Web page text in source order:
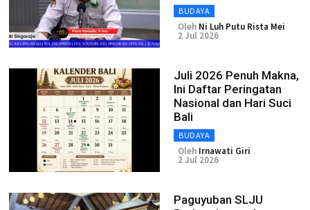
BUDAYA
Oleh Ni Luh Putu Rista Mei
2 Jul 2026
Juli 2026 Penuh Makna,
Ini Daftar Peringatan
Nasional dan Hari Suci
Bali
BUDAYA
Oleh Irnawati Giri
2 Jul 2026
Paguyuban SLJU